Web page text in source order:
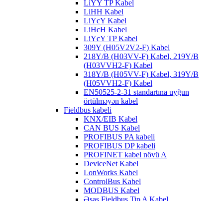
LiYY TP Kabel
LiHH Kabel
LiYcY Kabel
LiHcH Kabel
LiYcY TP Kabel
309Y (H05V2V2-F) Kabel
218Y/B (H03VV-F) Kabel, 219Y/B
(H03VVH2-F) Kabel
318Y/B (H05VV-F) Kabel, 319Y/B
(H05VVH2-F) Kabel
EN50525-2-31 standartına uyğun
örtülməyən kabel
Fieldbus kabeli
KNX/EIB Kabel
CAN BUS Kabel
PROFIBUS PA kabeli
PROFIBUS DP kabeli
PROFINET kabel növü A
DeviceNet Kabel
LonWorks Kabel
ControlBus Kabel
MODBUS Kabel
Əsas Fieldbus Tip A Kabel